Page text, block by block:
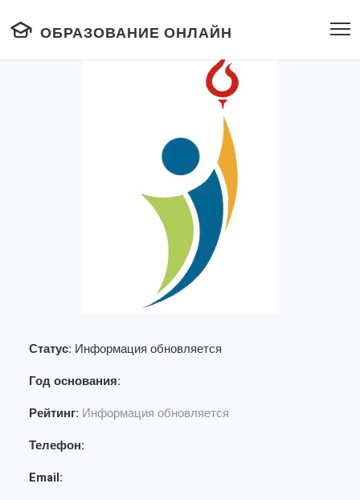
ОБРАЗОВАНИЕ ОНЛАЙН
Статус: Информация обновляется
Год основания:
Рейтинг: Информация обновляется
Телефон:
Email: